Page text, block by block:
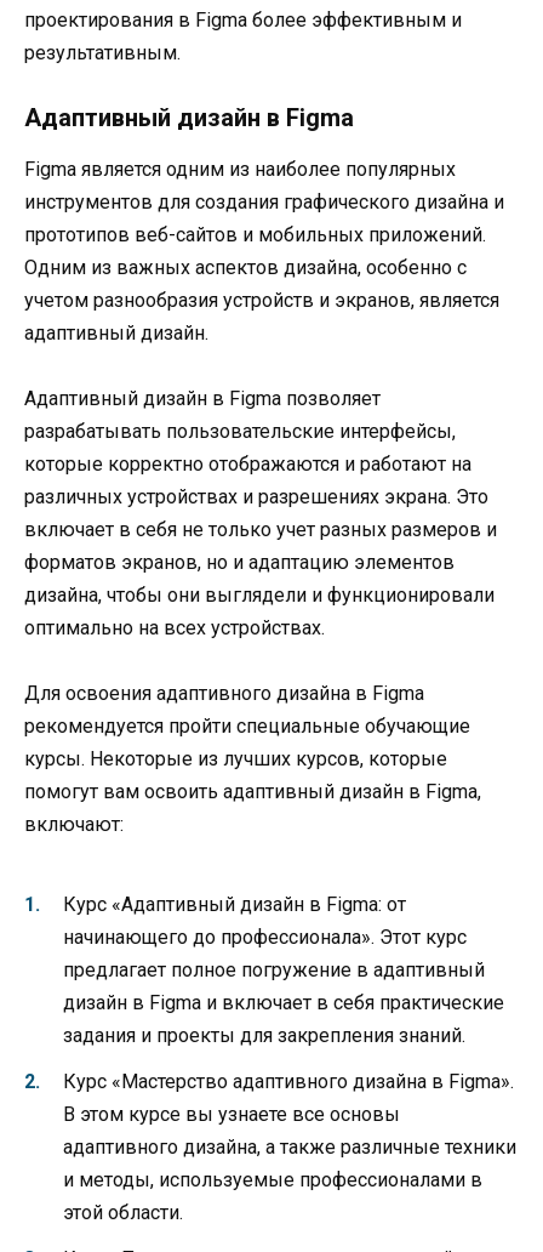
проектирования в Figma более эффективным и
результативным.
Адаптивный дизайн в Figma
Figma является одним из наиболее популярных
инструментов для создания графического дизайна и
прототипов веб-сайтов и мобильных приложений.
Одним из важных аспектов дизайна, особенно с
учетом разнообразия устройств и экранов, является
адаптивный дизайн.
Адаптивный дизайн в Figma позволяет
разрабатывать пользовательские интерфейсы,
которые корректно отображаются и работают на
различных устройствах и разрешениях экрана. Это
включает в себя не только учет разных размеров и
форматов экранов, но и адаптацию элементов
дизайна, чтобы они выглядели и функционировали
оптимально на всех устройствах.
Для освоения адаптивного дизайна в Figma
рекомендуется пройти специальные обучающие
курсы. Некоторые из лучших курсов, которые
помогут вам освоить адаптивный дизайн в Figma,
включают:
Курс «Адаптивный дизайн в Figma: от
начинающего до профессионала». Этот курс
предлагает полное погружение в адаптивный
дизайн в Figma и включает в себя практические
задания и проекты для закрепления знаний.
Курс «Мастерство адаптивного дизайна в Figma».
В этом курсе вы узнаете все основы
адаптивного дизайна, а также различные техники
и методы, используемые профессионалами в
этой области.